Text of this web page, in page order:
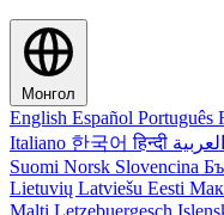
Монгол
English Español Português
Italiano 한국어हिन्दी
Suomi Norsk Slovencina
Lietuvių Latviešu Eesti
Malti Letzebuergesch